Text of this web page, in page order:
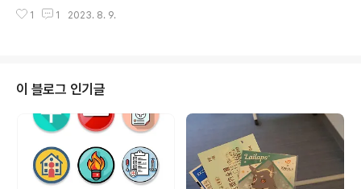
에 있는건 스벅 기간한정 음료인 세토우치 치즈케이크 프
학교 앞에 이 술로 하이볼 타주는 곳 있는데 그건 한번 먹어
볼까 생각중 이거 누가 좋아하는건지 모르겠는데 아무튼
성우 중 좋아하는 사람이 있던걸로 기억합니다. 완전 맥주
안주임. 가라아게입니다. 당연히 편의점 음식 퀄리티임 하
이볼은 못참죠 우리나라에도 괜찮은 캔 하이볼이 많이 나
오면 좋겠습니다. 우리나라에서도 판매하는 쟈..
1 1 2023. 8. 9.
이 블로그 인기글